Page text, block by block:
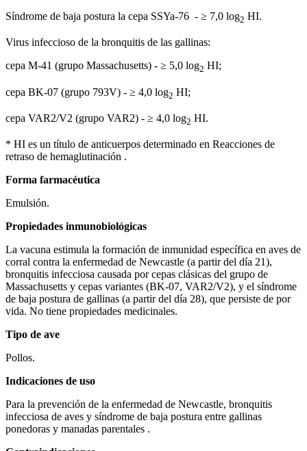
Síndrome de baja postura la cepa SSYa-76 - ≥ 7,0 lоg2 HI.
Virus infeccioso de la bronquitis de las gallinas:
cepa M-41 (grupo Massachusetts) - ≥ 5,0 lоg2 HI;
cepa BK-07 (grupo 793V) - ≥ 4,0 lоg2 HI;
cepa VAR2/V2 (grupo VAR2) - ≥ 4,0 lоg2 HI.
* HI es un título de anticuerpos determinado en Reacciones de
retraso de hemaglutinación .
Forma farmacéutica
Emulsión.
Propiedades inmunobiológicas
La vacuna estimula la formación de inmunidad específica en aves de
corral contra la enfermedad de Newcastle (a partir del día 21),
bronquitis infecciosa causada por cepas clásicas del grupo de
Massachusetts y cepas variantes (BK-07, VAR2/V2), y el síndrome
de baja postura de gallinas (a partir del día 28), que persiste de por
vida. No tiene propiedades medicinales.
Tipo de ave
Pollos.
Indicaciones de uso
Para la prevención de la enfermedad de Newcastle, bronquitis
infecciosa de aves y síndrome de baja postura entre gallinas
ponedoras y manadas parentales .